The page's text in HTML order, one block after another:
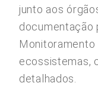
junto aos
documentação
ecossistemas,
detalhados.